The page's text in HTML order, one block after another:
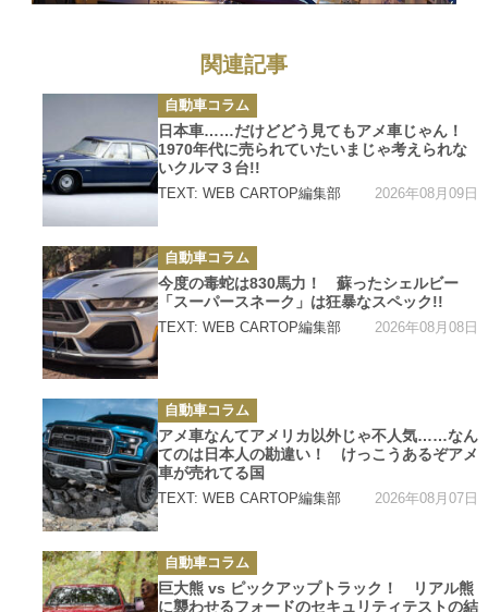
関連記事
カ
テ
ゴ
リ
ー
自動車コラム
日本車……だけどどう見てもアメ車じゃん！
1970年代に売られていたいまじゃ考えられな
いクルマ３台!!
TEXT: WEB CARTOP編集部 2026年08月09日
カ
テ
ゴ
リ
ー
自動車コラム
今度の毒蛇は830馬力！ 蘇ったシェルビー
「スーパースネーク」は狂暴なスペック!!
TEXT: WEB CARTOP編集部 2026年08月08日
カ
テ
ゴ
リ
ー
自動車コラム
アメ車なんてアメリカ以外じゃ不人気……なん
てのは日本人の勘違い！ けっこうあるぞアメ
車が売れてる国
TEXT: WEB CARTOP編集部 2026年08月07日
カ
テ
ゴ
リ
自動車コラム
巨大熊 vs ピックアップトラック！ リアル熊
に襲わせるフォードのセキュリティテストの結